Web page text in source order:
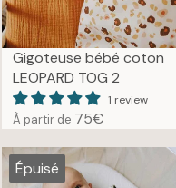
I
C
E
6
9
€
Gigoteuse bébé coton
LEOPARD TOG 2
1 review
À partir de R
E
G
75€
Épuisé